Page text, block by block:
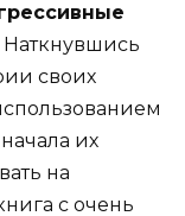
Наткнувшись
своих
их
на
с очень